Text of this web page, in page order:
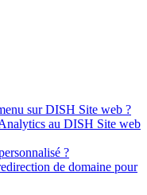
sur DISH Site web ?
au DISH Site web
?
de domaine pour